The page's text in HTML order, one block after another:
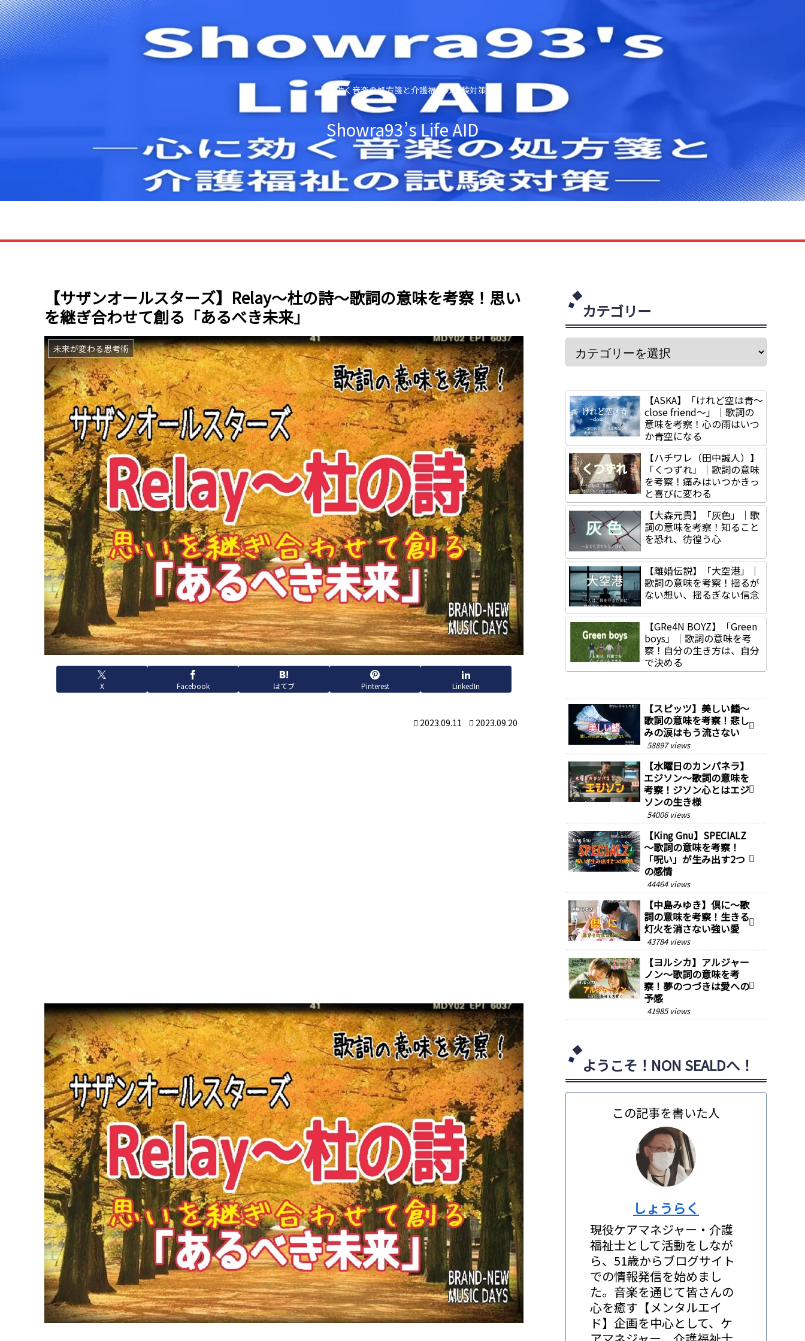
心に効く音楽の処方箋と介護福祉の試験対策
Showra93’s Life AID
【サザンオールスターズ】Relay～杜の詩～歌詞の意味を考察！思い
を継ぎ合わせて創る「あるべき未来」
未来が変わる思考術
X Facebook はてブ Pinterest LinkedIn
2023.09.11 2023.09.20
カテゴリー
【ASKA】「けれど空は青～
close friend～」｜歌詞の
意味を考察！心の雨はいつ
か青空になる
【ハチワレ（田中誠人）】
「くつずれ」｜歌詞の意味
を考察！痛みはいつかきっ
と喜びに変わる
【大森元貴】「灰色」｜歌
詞の意味を考察！知ること
を恐れ、彷徨う心
【離婚伝説】「大空港」｜
歌詞の意味を考察！揺るが
ない想い、揺るぎない信念
【GRe4N BOYZ】「Green
boys」｜歌詞の意味を考
察！自分の生き方は、自分
で決める
【スピッツ】美しい鰭～
歌詞の意味を考察！悲し
みの涙はもう流さない
58897 views
【水曜日のカンパネラ】
エジソン～歌詞の意味を
考察！ジソン心とはエジ
ソンの生き様￼
54006 views
【King Gnu】SPECIALZ
～歌詞の意味を考察！
「呪い」が生み出す2つ
の感情
44464 views
【中島みゆき】倶に～歌
詞の意味を考察！生きる
灯火を消さない強い愛
43784 views
【ヨルシカ】アルジャー
ノン～歌詞の意味を考
察！夢のつづきは愛への
予感
41985 views
ようこそ！NON SEALDへ！
この記事を書いた人
しょうらく
現役ケアマネジャー・介護
福祉士として活動をしなが
ら、51歳からブログサイト
での情報発信を始めまし
た。音楽を通じて皆さんの
心を癒す【メンタルエイ
ド】企画を中心として、ケ